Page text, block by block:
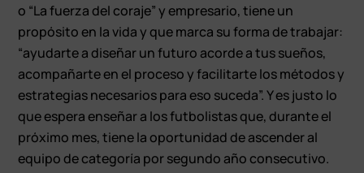
o “La fuerza del coraje” y empresario, tiene un
propósito en la vida y que marca su forma de trabajar:
“ayudarte a diseñar un futuro acorde a tus sueños,
acompañarte en el proceso y facilitarte los métodos y
estrategias necesarios para eso suceda”. Y es justo lo
que espera enseñar a los futbolistas que, durante el
próximo mes, tiene la oportunidad de ascender al
equipo de categoría por segundo año consecutivo.